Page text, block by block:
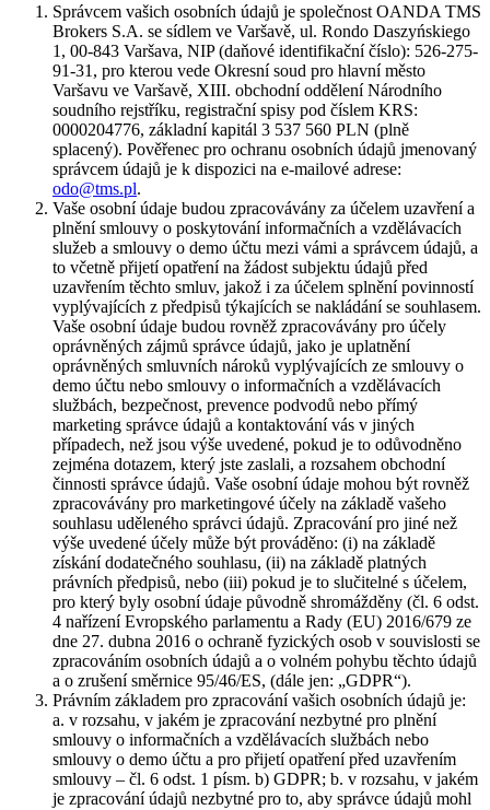
Správcem vašich osobních údajů je společnost OANDA TMS
Brokers S.A. se sídlem ve Varšavě, ul. Rondo Daszyńskiego
1, 00-843 Varšava, NIP (daňové identifikační číslo): 526-275-
91-31, pro kterou vede Okresní soud pro hlavní město
Varšavu ve Varšavě, XIII. obchodní oddělení Národního
soudního rejstříku, registrační spisy pod číslem KRS:
0000204776, základní kapitál 3 537 560 PLN (plně
splacený). Pověřenec pro ochranu osobních údajů jmenovaný
správcem údajů je k dispozici na e-mailové adrese:
odo@tms.pl.
Vaše osobní údaje budou zpracovávány za účelem uzavření a
plnění smlouvy o poskytování informačních a vzdělávacích
služeb a smlouvy o demo účtu mezi vámi a správcem údajů, a
to včetně přijetí opatření na žádost subjektu údajů před
uzavřením těchto smluv, jakož i za účelem splnění povinností
vyplývajících z předpisů týkajících se nakládání se souhlasem.
Vaše osobní údaje budou rovněž zpracovávány pro účely
oprávněných zájmů správce údajů, jako je uplatnění
oprávněných smluvních nároků vyplývajících ze smlouvy o
demo účtu nebo smlouvy o informačních a vzdělávacích
službách, bezpečnost, prevence podvodů nebo přímý
marketing správce údajů a kontaktování vás v jiných
případech, než jsou výše uvedené, pokud je to odůvodněno
zejména dotazem, který jste zaslali, a rozsahem obchodní
činnosti správce údajů. Vaše osobní údaje mohou být rovněž
zpracovávány pro marketingové účely na základě vašeho
souhlasu uděleného správci údajů. Zpracování pro jiné než
výše uvedené účely může být prováděno: (i) na základě
získání dodatečného souhlasu, (ii) na základě platných
právních předpisů, nebo (iii) pokud je to slučitelné s účelem,
pro který byly osobní údaje původně shromážděny (čl. 6 odst.
4 nařízení Evropského parlamentu a Rady (EU) 2016/679 ze
dne 27. dubna 2016 o ochraně fyzických osob v souvislosti se
zpracováním osobních údajů a o volném pohybu těchto údajů
a o zrušení směrnice 95/46/ES, (dále jen: „GDPR“).
Právním základem pro zpracování vašich osobních údajů je:
a. v rozsahu, v jakém je zpracování nezbytné pro plnění
smlouvy o informačních a vzdělávacích službách nebo
smlouvy o demo účtu a pro přijetí opatření před uzavřením
smlouvy – čl. 6 odst. 1 písm. b) GDPR; b. v rozsahu, v jakém
je zpracování údajů nezbytné pro to, aby správce údajů mohl